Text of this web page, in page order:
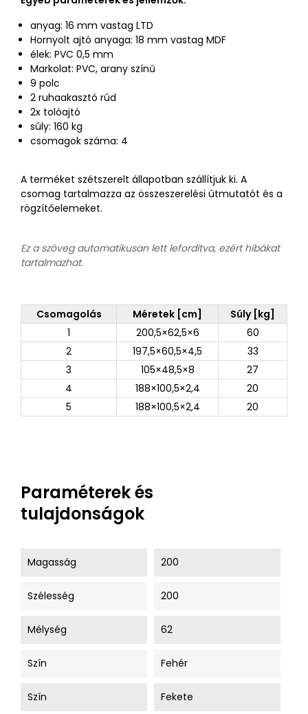
anyag: 16 mm vastag LTD
Hornyolt ajtó anyaga: 18 mm vastag MDF
élek: PVC 0,5 mm
Markolat: PVC, arany színű
9 polc
2 ruhaakasztó rúd
2x tolóajtó
súly: 160 kg
csomagok száma: 4
A terméket szétszerelt állapotban szállítjuk ki. A
csomag tartalmazza az összeszerelési útmutatót és a
rögzítőelemeket.
Ez a szöveg automatikusan lett lefordítva, ezért hibákat
tartalmazhat.
Csomagolás Méretek [cm]
Súly [kg]
1
200,5×62,5×6
60
2
197,5×60,5×4,5
33
3
105×48,5×8
27
4
188×100,5×2,4
20
5
188×100,5×2,4 20
Paraméterek és
tulajdonságok
Magasság 200
Szélesség 200
Mélység 62
Szín Fehér
Szín Fekete